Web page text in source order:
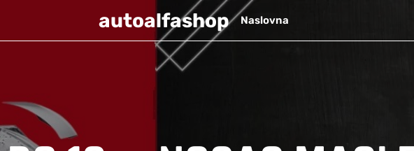
autoalfashop Naslovna